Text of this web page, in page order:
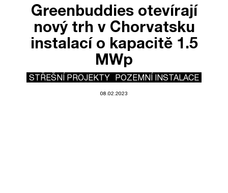
Greenbuddies otevírají
nový trh v Chorvatsku
instalací o kapacitě 1.5
MWp
STŘEŠNÍ PROJEKTY POZEMNÍ INSTALACE
08.02.2023